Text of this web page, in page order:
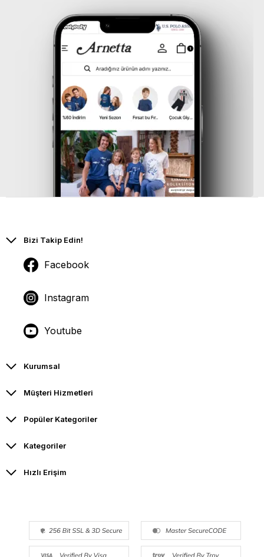
Bizi Takip Edin!
Facebook
Instagram
Youtube
Kurumsal
Müşteri Hizmetleri
Popüler Kategoriler
Kategoriler
Hızlı Erişim